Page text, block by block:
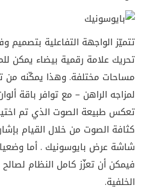
تتميّز الواجهة التفاعلية
تحريك علامة رقمية بيضاء يمكن
مساحات مختلفة. وهذا يمكّنه من
لمزاجه الراهن – مع توافر باقة
تعكس طبيعة الصوت الذي تم
كثافة الصوت من خلال القيام
شاشة عرض بايوسونيك . أما
فيمكن أن تعزّز كامل النظام لصالح
الخلفية.